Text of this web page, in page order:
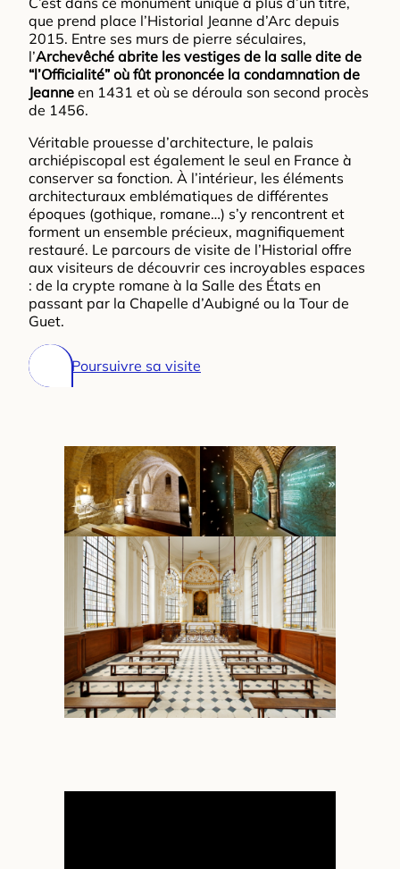
que prend place l’Historial Jeanne d’Arc depuis
2015. Entre ses murs de pierre séculaires,
l’Archevêché abrite les vestiges de la salle dite de
“l’Officialité” où fût prononcée la condamnation de
Jeanne en 1431 et où se déroula son second procès
de 1456.
Véritable prouesse d’architecture, le palais
archiépiscopal est également le seul en France à
conserver sa fonction. À l’intérieur, les éléments
architecturaux emblématiques de différentes
époques (gothique, romane…) s’y rencontrent et
forment un ensemble précieux, magnifiquement
restauré. Le parcours de visite de l’Historial offre
aux visiteurs de découvrir ces incroyables espaces
: de la crypte romane à la Salle des États en
passant par la Chapelle d’Aubigné ou la Tour de
Guet.
Poursuivre sa visite